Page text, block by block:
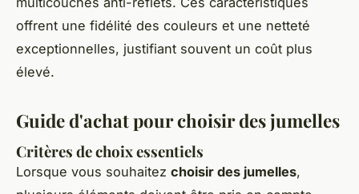
offrent une fidélité des couleurs et une netteté
exceptionnelles, justifiant souvent un coût plus
élevé.
Guide d'achat pour choisir des jumelles
Critères de choix essentiels
Lorsque vous souhaitez choisir des jumelles,